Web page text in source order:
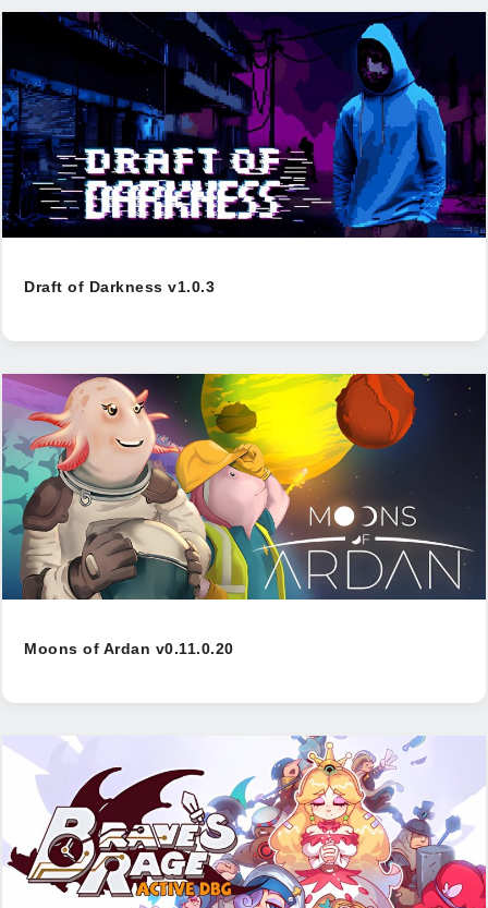
Draft of Darkness v1.0.3
Moons of Ardan v0.11.0.20